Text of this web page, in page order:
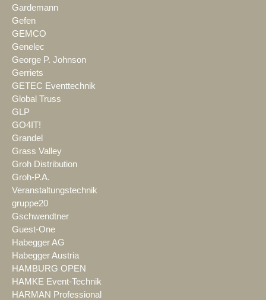
Gardemann
Gefen
GEMCO
Genelec
George P. Johnson
Gerriets
GETEC Eventtechnik
Global Truss
GLP
GO4IT!
Grandel
Grass Valley
Groh Distribution
Groh-P.A.
Veranstaltungstechnik
gruppe20
Gschwendtner
Guest-One
Habegger AG
Habegger Austria
HAMBURG OPEN
HAMKE Event-Technik
HARMAN Professional